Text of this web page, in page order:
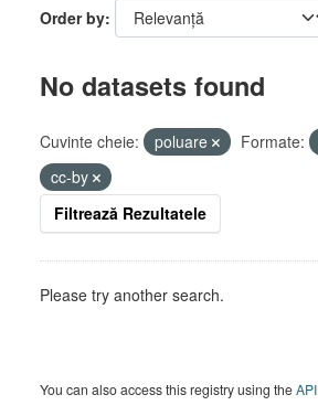
Order by
No datasets found
Cuvinte cheie: poluare Formate:
cc-by
Filtrează Rezultatele
Please try another search.
You can also access this registry using theAPI